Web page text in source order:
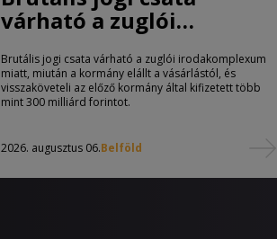
várható a zuglói
irodakomplexum miatt
Brutális jogi csata várható a zuglói irodakomplexum
miatt, miután a kormány elállt a vásárlástól, és
visszaköveteli az előző kormány által kifizetett több
mint 300 milliárd forintot.
2026. augusztus 06.Belföld